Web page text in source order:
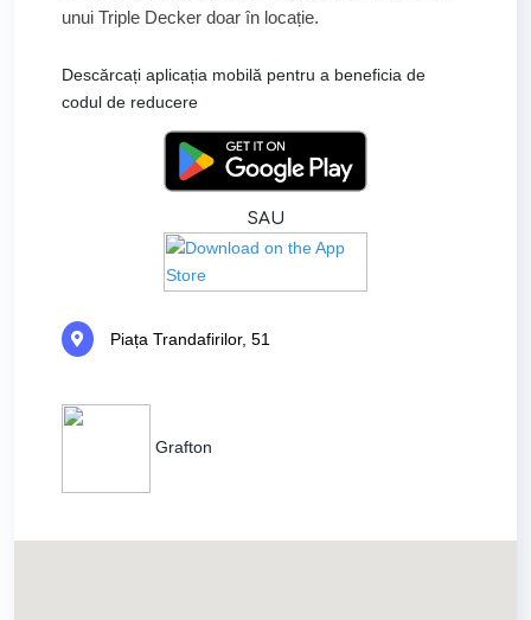
unui Triple Decker doar în locație.
Descărcați aplicația mobilă pentru a beneficia de
codul de reducere
SAU
Piața Trandafirilor, 51
Grafton